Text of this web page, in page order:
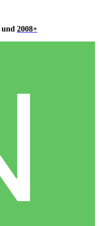
und 2008+